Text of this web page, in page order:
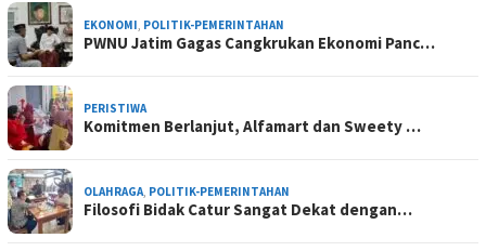
EKONOMI POLITIK-PEMERINTAHAN
PWNU Jatim Gagas Cangkrukan Ekonomi Panc…
PERISTIWA
Komitmen Berlanjut, Alfamart dan Sweety …
OLAHRAGA POLITIK-PEMERINTAHAN
Filosofi Bidak Catur Sangat Dekat dengan…